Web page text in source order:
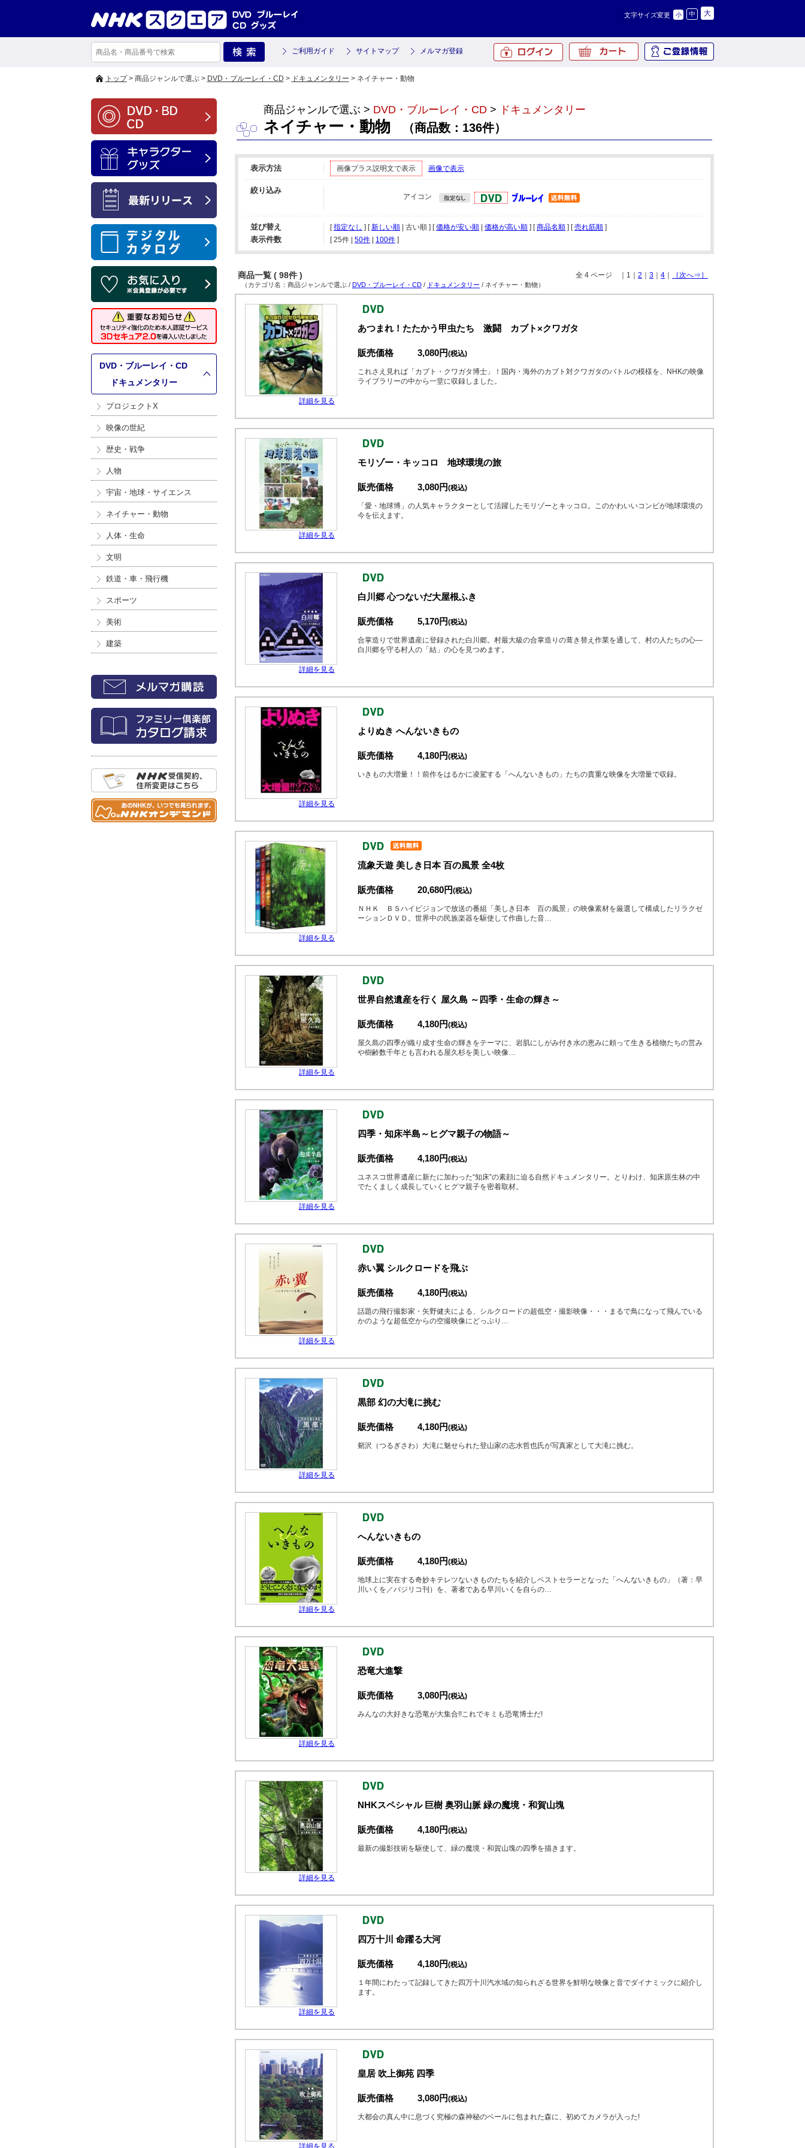
文字サイズ変更 小 中 大
ご利用ガイド サイトマップ メルマガ登録
トップ> 商品ジャンルで選ぶ > DVD・ブルーレイ・CD > ドキュメンタリー > ネイチャー・動物
DVD・ブルーレイ・CD
ドキュメンタリー
プロジェクトX
映像の世紀
歴史・戦争
人物
宇宙・地球・サイエンス
ネイチャー・動物
人体・生命
文明
鉄道・車・飛行機
スポーツ
美術
建築
商品ジャンルで選ぶ > DVD・ブルーレイ・CD > ドキュメンタリー
ネイチャー・動物 （商品数：136件）
表示方法 画像プラス説明文で表示 画像で表示
絞り込み
アイコン
並び替え [指定なし ] [新しい順 | 古い順 ] [価格が安い順 価格が高い順 ] [商品名順 ] [売れ筋順 ]
表示件数 [ 25件 50件 100件 ]
商品一覧 ( 98件 ) 全 4 ページ ｜1｜ 2 3 4 ［次へ⇒］
（カテゴリ名：商品ジャンルで選ぶ / DVD・ブルーレイ・CD / ドキュメンタリー / ネイチャー・動物）
詳細を見る
あつまれ！たたかう甲虫たち 激闘 カブト×クワガタ
販売価格 3,080円(税込)
これさえ見れば「カブト・クワガタ博士」！国内・海外のカブト対クワガタのバトルの模様を、NHKの映像
ライブラリーの中から一堂に収録しました。
詳細を見る
モリゾー・キッコロ 地球環境の旅
販売価格 3,080円(税込)
「愛・地球博」の人気キャラクターとして活躍したモリゾーとキッコロ。このかわいいコンビが地球環境の
今を伝えます。
詳細を見る
白川郷 心つないだ大屋根ふき
販売価格 5,170円(税込)
合掌造りで世界遺産に登録された白川郷。村最大級の合掌造りの葺き替え作業を通して、村の人たちの心―
白川郷を守る村人の「結」の心を見つめます。
詳細を見る
よりぬき へんないきもの
販売価格 4,180円(税込)
いきもの大増量！！前作をはるかに凌駕する「へんないきもの」たちの貴重な映像を大増量で収録。
詳細を見る
流象天遊 美しき日本 百の風景 全4枚
販売価格 20,680円(税込)
ＮＨＫ ＢＳハイビジョンで放送の番組「美しき日本 百の風景」の映像素材を厳選して構成したリラクゼ
ーションＤＶＤ。世界中の民族楽器を駆使して作曲した音…
詳細を見る
世界自然遺産を行く 屋久島 ～四季・生命の輝き～
販売価格 4,180円(税込)
屋久島の四季が織り成す生命の輝きをテーマに、岩肌にしがみ付き水の恵みに頼って生きる植物たちの営み
や樹齢数千年とも言われる屋久杉を美しい映像…
詳細を見る
四季・知床半島～ヒグマ親子の物語～
販売価格 4,180円(税込)
ユネスコ世界遺産に新たに加わった“知床”の素顔に迫る自然ドキュメンタリー。とりわけ、知床原生林の中
でたくましく成長していくヒグマ親子を密着取材。
詳細を見る
赤い翼 シルクロードを飛ぶ
販売価格 4,180円(税込)
話題の飛行撮影家・矢野健夫による、シルクロードの超低空・撮影映像・・・まるで鳥になって飛んでいる
かのような超低空からの空撮映像にどっぷり…
詳細を見る
黒部 幻の大滝に挑む
販売価格 4,180円(税込)
剱沢（つるぎさわ）大滝に魅せられた登山家の志水哲也氏が写真家として大滝に挑む。
詳細を見る
へんないきもの
販売価格 4,180円(税込)
地球上に実在する奇妙キテレツないきものたちを紹介しベストセラーとなった「へんないきもの」（著：早
川いくを／バジリコ刊）を、著者である早川いくを自らの…
詳細を見る
恐竜大進撃
販売価格 3,080円(税込)
みんなの大好きな恐竜が大集合!!これでキミも恐竜博士だ!
詳細を見る
NHKスペシャル 巨樹 奥羽山脈 緑の魔境・和賀山塊
販売価格 4,180円(税込)
最新の撮影技術を駆使して、緑の魔境・和賀山塊の四季を描きます。
詳細を見る
四万十川 命躍る大河
販売価格 4,180円(税込)
１年間にわたって記録してきた四万十川汽水域の知られざる世界を鮮明な映像と音でダイナミックに紹介し
ます。
詳細を見る
皇居 吹上御苑 四季
販売価格 3,080円(税込)
大都会の真ん中に息づく究極の森神秘のベールに包まれた森に、初めてカメラが入った!